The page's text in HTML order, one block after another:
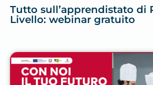
Tutto sull’apprendistato di
Livello: webinar gratuito